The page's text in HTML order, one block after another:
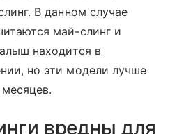
В данном случае
май-слинг и
находится в
но эти модели лучше
вредны для